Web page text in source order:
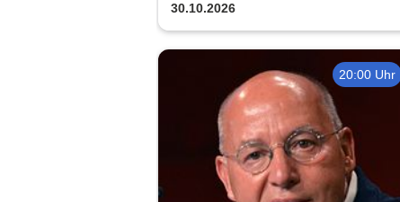
30.10.2026
20:00 Uhr